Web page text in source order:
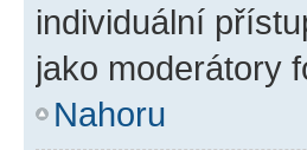
individuální
jako moderátory
Nahoru